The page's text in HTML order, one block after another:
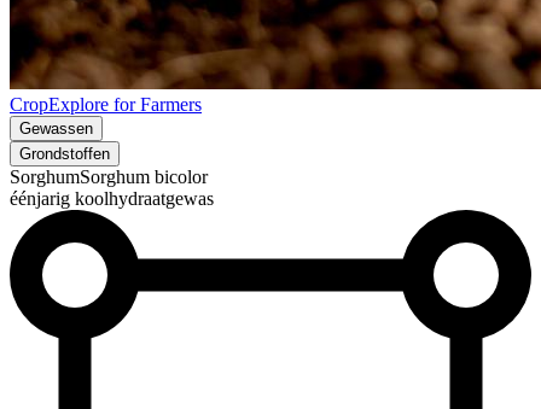
CropExplore for Farmers
Gewassen
Grondstoffen
SorghumSorghum bicolor
éénjarig koolhydraatgewas